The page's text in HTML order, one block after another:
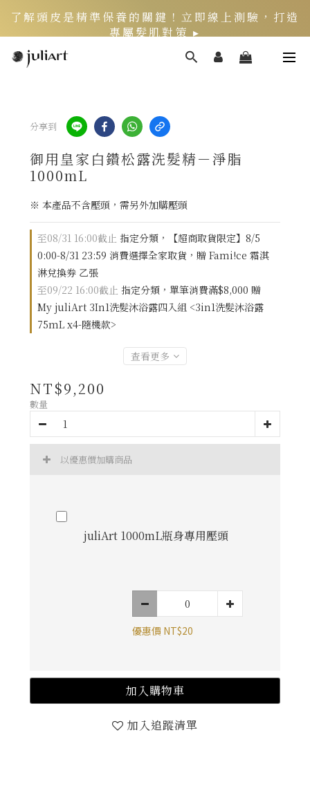
了解頭皮是精準保養的關鍵！立即線上測驗，打造
專屬髮肌對策 ▸
新客限定》LINE官方綁定會員，再領$200折價券
分享到
御用皇家白鑽松露洗髮精－淨脂
1000mL
※ 本產品不含壓頭，需另外加購壓頭
至08/31 16:00截止 指定分類，【超商取貨限定】8/5
0:00-8/31 23:59 消費選擇全家取貨，贈 Fami!ce 霜淇
淋兌換券 乙張
至09/22 16:00截止 指定分類，單筆消費滿$8,000 贈
My juliArt 3In1洗髮沐浴露四入組 <3in1洗髮沐浴露
75mL x4-隨機款>
查看更多
NT$9,200
數量
以優惠價加購商品
juliArt 1000mL瓶身專用壓頭
優惠價 NT$20
加入購物車
加入追蹤清單